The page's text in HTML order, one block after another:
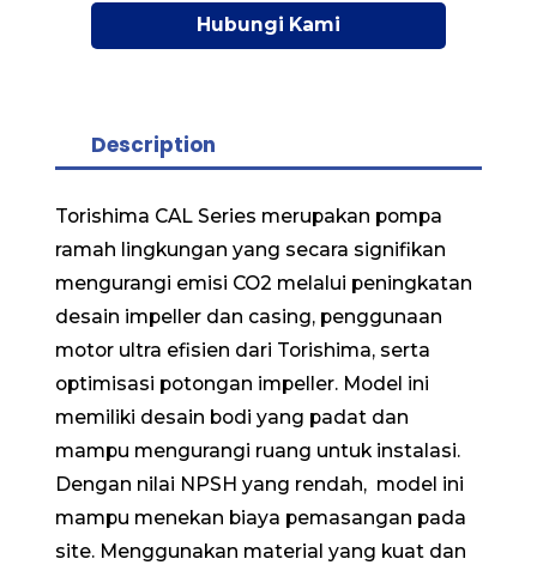
Hubungi Kami
Description
Torishima CAL Series merupakan pompa
ramah lingkungan yang secara signifikan
mengurangi emisi CO2 melalui peningkatan
desain impeller dan casing, penggunaan
motor ultra efisien dari Torishima, serta
optimisasi potongan impeller. Model ini
memiliki desain bodi yang padat dan
mampu mengurangi ruang untuk instalasi.
Dengan nilai NPSH yang rendah, model ini
mampu menekan biaya pemasangan pada
site. Menggunakan material yang kuat dan